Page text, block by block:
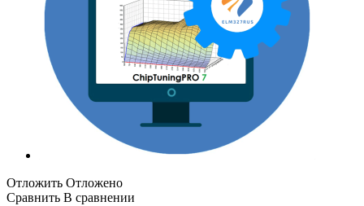
Отложить Отложено
Сравнить В сравнении